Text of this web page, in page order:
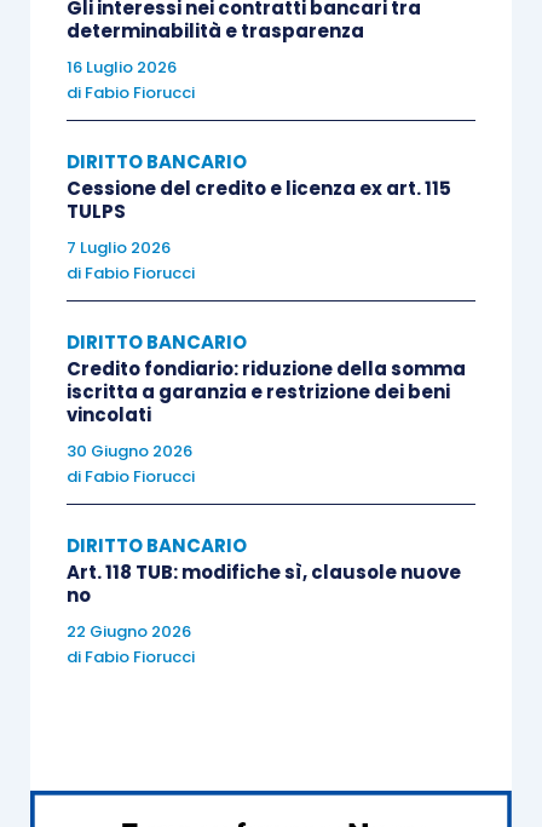
Gli interessi nei contratti bancari tra
determinabilità e trasparenza
16 Luglio 2026
di Fabio Fiorucci
DIRITTO BANCARIO
Cessione del credito e licenza ex art. 115
TULPS
7 Luglio 2026
di Fabio Fiorucci
DIRITTO BANCARIO
Credito fondiario: riduzione della somma
iscritta a garanzia e restrizione dei beni
vincolati
30 Giugno 2026
di Fabio Fiorucci
DIRITTO BANCARIO
Art. 118 TUB: modifiche sì, clausole nuove
no
22 Giugno 2026
di Fabio Fiorucci